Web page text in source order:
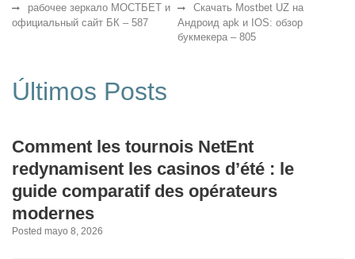
рабочее зеркало МОСТБЕТ и
официальный сайт БК – 587
Скачать Mostbet UZ на
Андроид apk и IOS: обзор
букмекера – 805
Últimos Posts
Comment les tournois NetEnt
redynamisent les casinos d’été : le
guide comparatif des opérateurs
modernes
Posted mayo 8, 2026